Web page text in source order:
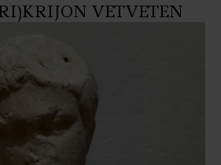
VETVETEN